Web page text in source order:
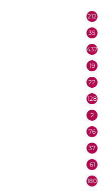
212
35
437
19
22
128
2
76
37
61
180